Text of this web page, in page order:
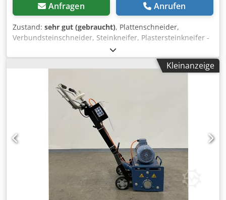
Anfragen Anrufen
Zustand: sehr gut (gebraucht), Plattenschneider,
Verbundsteinschneider, Steinkneifer, Plastersteinkneifer -
zum mühelosen Ablängen von Platten und Verbundsteinen
durch die Übersetzung des Exzenterhebels -grosse
Stabilität bei geringem Eigengewicht -exakte Führung der
zum Schneiden von Materialien, die einen konischen
Querschnitt haben (Randsteine) -Arbeitslänge: 500 mm
Dksdpfjb A I Sfox Adqer -Eigengewicht: 100 kg
Kleinanzeige